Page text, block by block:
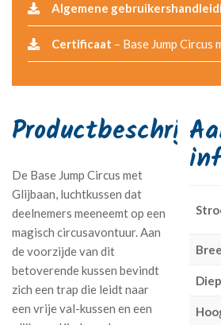
Algemene
Certificaat – Base Jump Circus
De Base Jump Circus met
Glijbaan, luchtkussen dat
deelnemers meeneemt op een
magisch circusavontuur. Aan
de voorzijde van dit
betoverende kussen bevindt
zich een trap die leidt naar
een vrije val-kussen en een